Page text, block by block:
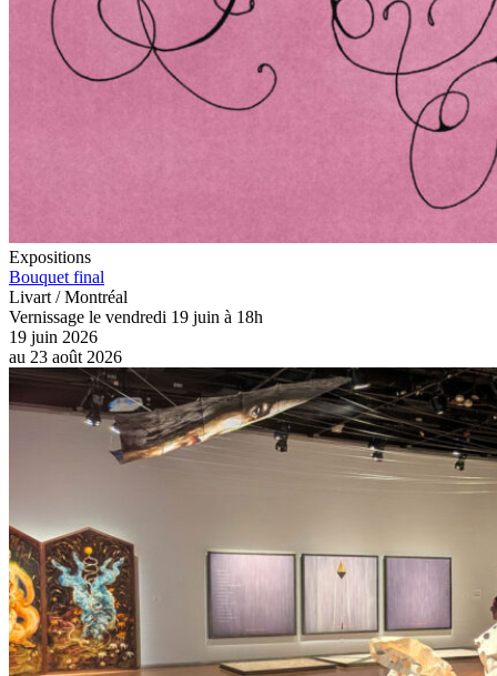
Expositions
Bouquet final
Livart / Montréal
Vernissage le vendredi 19 juin à 18h
19 juin 2026
au 23 août 2026